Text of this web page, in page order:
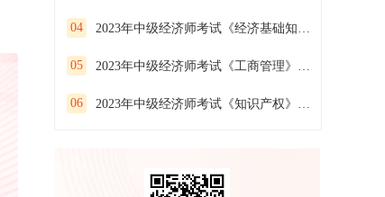
04 2023年中级经济师考试《经济基础知识》预习试卷（二）
05 2023年中级经济师考试《工商管理》预习试卷（三）
06 2023年中级经济师考试《知识产权》预习试卷（二）